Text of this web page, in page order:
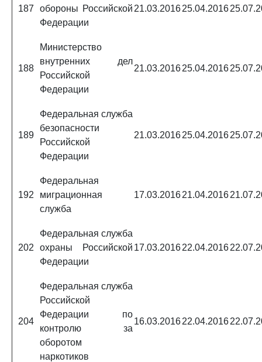
187
обороны Российской
Федерации
21.03.201625.04.2016
188
Министерство
внутренних дел
Российской
Федерации
21.03.201625.04.2016
189
Федеральная служба
безопасности
Российской
Федерации
21.03.201625.04.2016
192
Федеральная
миграционная
служба
17.03.201621.04.2016
202
Федеральная служба
охраны Российской
Федерации
17.03.201622.04.2016
204
Федеральная служба
Российской
Федерации по
контролю за
оборотом
наркотиков
16.03.201622.04.2016